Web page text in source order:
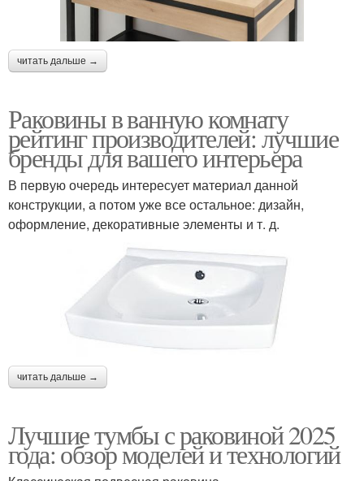
читать дальше →
Раковины в ванную комнату
рейтинг производителей: лучшие
бренды для вашего интерьера
В первую очередь интересует материал данной
конструкции, а потом уже все остальное: дизайн,
оформление, декоративные элементы и т. д.
читать дальше →
Лучшие тумбы с раковиной 2025
года: обзор моделей и технологий